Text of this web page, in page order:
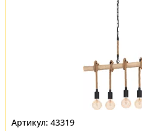
43319